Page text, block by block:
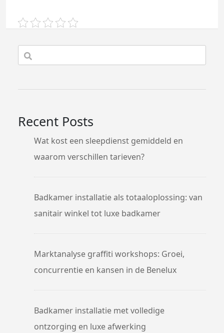
Recent Posts
Wat kost een sleepdienst gemiddeld en
waarom verschillen tarieven?
Badkamer installatie als totaaloplossing: van
sanitair winkel tot luxe badkamer
Marktanalyse graffiti workshops: Groei,
concurrentie en kansen in de Benelux
Badkamer installatie met volledige
ontzorging en luxe afwerking